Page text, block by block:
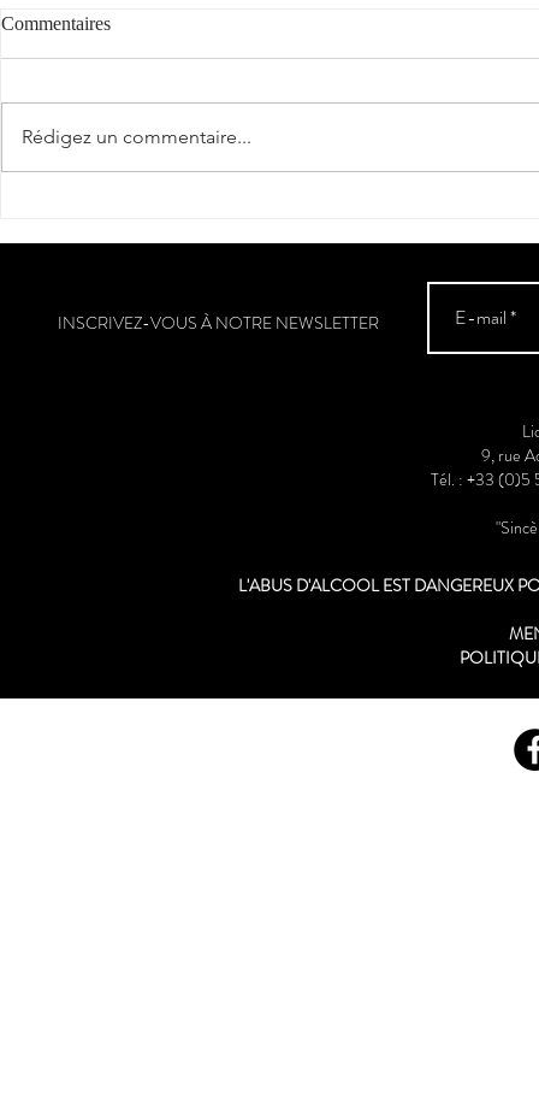
Commentaires
Rédigez un commentaire...
INSCRIVEZ-VOUS À NOTRE NEWSLETTER
9, rue
Tél. : +33
L'ABUS D'ALCOOL EST DANGEREUX